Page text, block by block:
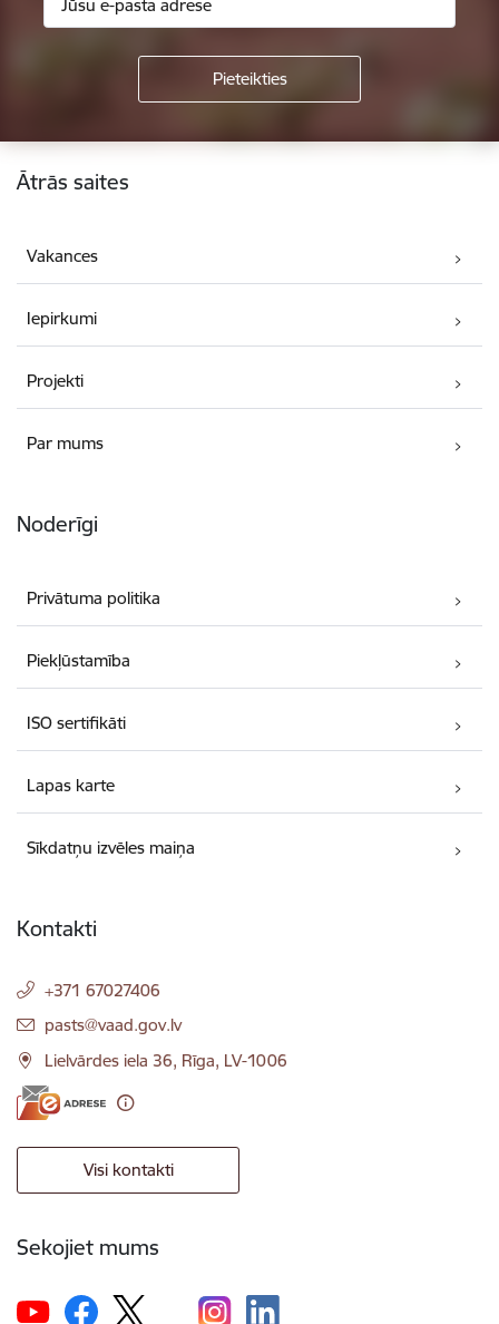
Kājene
Ātrās saites
Vakances
Iepirkumi
Projekti
Par mums
Noderīgi
Privātuma politika
Piekļūstamība
ISO sertifikāti
Lapas karte
Sīkdatņu izvēles maiņa
Kontakti
+371 67027406
E-pasts:
pasts@vaad.gov.lv
Lielvārdes iela 36, Rīga, LV-1006
Visi kontakti
Sekojiet mums